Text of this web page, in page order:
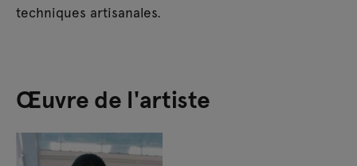
techniques artisanales.
Œuvre de l'artiste